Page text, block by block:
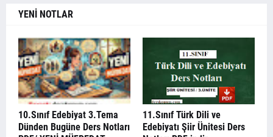
YENİ NOTLAR
10.Sınıf Edebiyat 3.Tema
Dünden Bugüne Ders Notları
11.Sınıf Türk Dili ve
Edebiyatı Şiir Ünitesi Ders